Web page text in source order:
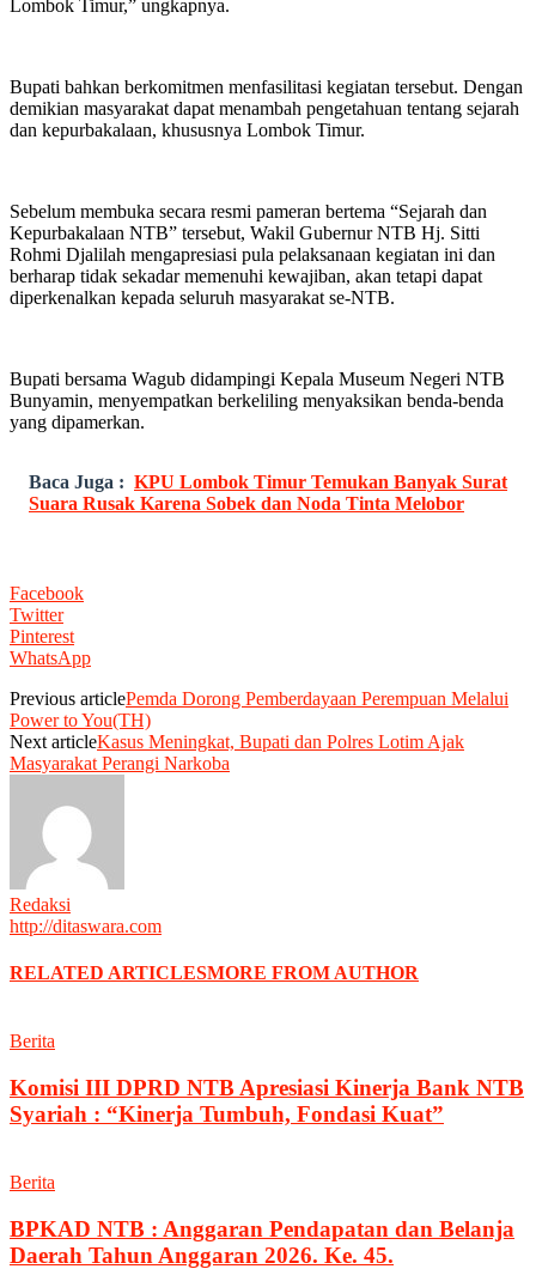
Lombok Timur,” ungkapnya.
Bupati bahkan berkomitmen menfasilitasi kegiatan tersebut. Dengan
demikian masyarakat dapat menambah pengetahuan tentang sejarah
dan kepurbakalaan, khususnya Lombok Timur.
Sebelum membuka secara resmi pameran bertema “Sejarah dan
Kepurbakalaan NTB” tersebut, Wakil Gubernur NTB Hj. Sitti
Rohmi Djalilah mengapresiasi pula pelaksanaan kegiatan ini dan
berharap tidak sekadar memenuhi kewajiban, akan tetapi dapat
diperkenalkan kepada seluruh masyarakat se-NTB.
Bupati bersama Wagub didampingi Kepala Museum Negeri NTB
Bunyamin, menyempatkan berkeliling menyaksikan benda-benda
yang dipamerkan.
Baca Juga : KPU Lombok Timur Temukan Banyak Surat
Suara Rusak Karena Sobek dan Noda Tinta Melobor
Facebook
Twitter
Pinterest
WhatsApp
Previous articlePemda Dorong Pemberdayaan Perempuan Melalui
Power to You(TH)
Next articleKasus Meningkat, Bupati dan Polres Lotim Ajak
Masyarakat Perangi Narkoba
Redaksi
http://ditaswara.com
RELATED ARTICLESMORE FROM AUTHOR
Berita
Komisi III DPRD NTB Apresiasi Kinerja Bank NTB
Syariah : “Kinerja Tumbuh, Fondasi Kuat”
Berita
BPKAD NTB : Anggaran Pendapatan dan Belanja
Daerah Tahun Anggaran 2026. Ke. 45.